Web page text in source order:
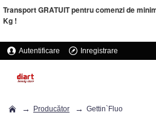
Transport GRATUIT pentru comenzi de
Kg !
Autentificare Inregistrare
Producător Gettin`Fluo